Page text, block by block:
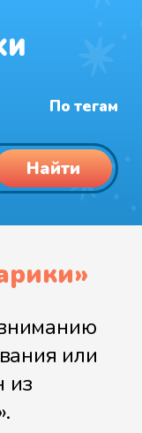
По тегам
Найти
или
из